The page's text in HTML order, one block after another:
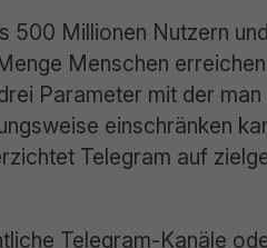
500 Millionen Nutzern
Menschen
Parameter mit der
einschränken
Telegram auf
Telegram-Kanäle